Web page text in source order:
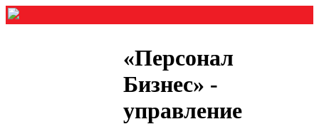
«Персонал
Бизнес» -
управление